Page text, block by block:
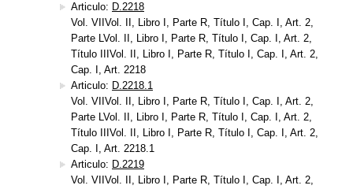
Articulo: D.2218
Vol. VIIVol. II, Libro I, Parte R, Título I, Cap. I, Art. 2,
Parte LVol. II, Libro I, Parte R, Título I, Cap. I, Art. 2,
Título IIIVol. II, Libro I, Parte R, Título I, Cap. I, Art. 2,
Cap. I, Art. 2218
Articulo: D.2218.1
Vol. VIIVol. II, Libro I, Parte R, Título I, Cap. I, Art. 2,
Parte LVol. II, Libro I, Parte R, Título I, Cap. I, Art. 2,
Título IIIVol. II, Libro I, Parte R, Título I, Cap. I, Art. 2,
Cap. I, Art. 2218.1
Articulo: D.2219
Vol. VIIVol. II, Libro I, Parte R, Título I, Cap. I, Art. 2,